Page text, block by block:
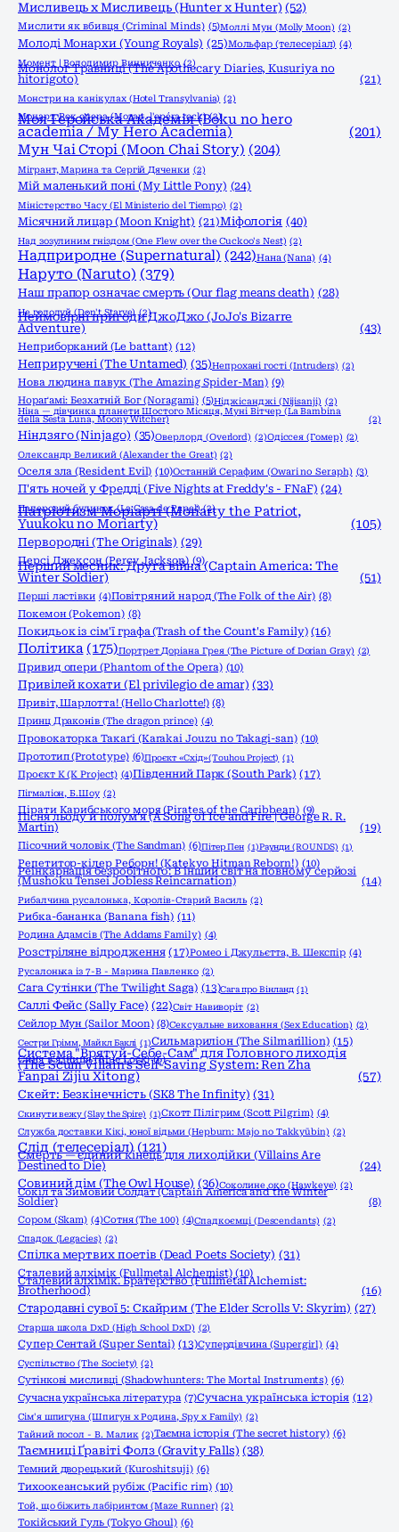
Мисливець х Мисливець (Hunter x Hunter) (52)
Мислити як вбивця (Criminal Minds) (5)Моллі Мун (Molly Moon) (2)
Молоді Монархи (Young Royals) (25)Мольфар (телесеріал) (4)
Момент | Володимир Винниченко (2)
Монолог Травниці (The Apothecary Diaries, Kusuriya no
hitorigoto)
(21)
Монстри на канікулах (Hotel Transylvania) (2)
Моцарт. Рок опера (Mozart, l'opéra rock) (2)
Моя Геройська Академія (Boku no hero
academia / My Hero Academia)
(201)
Мун Чаі Сторі (Moon Chai Story) (204)
Мігрант, Марина та Сергій Дяченки (2)
Мій маленький поні (My Little Pony) (24)
Міністерство Часу (El Ministerio del Tiempo) (2)
Місячний лицар (Moon Knight) (21)Міфологія (40)
Над зозулиним гніздом (One Flew over the Cuckoo's Nest) (2)
Надприродне (Supernatural) (242)Нана (Nana) (4)
Наруто (Naruto) (379)
Наш прапор означає смерть (Our flag means death) (28)
Не голодуй (Don't Starve) (2)
Неймовірні пригоди ДжоДжо (JoJo's Bizarre
Adventure)
(43)
Неприборканий (Le battant) (12)
Неприручені (The Untamed) (35)Непрохані гості (Intruders) (2)
Нова людина павук (The Amazing Spider-Man) (9)
Нораґамі: Безхатній Бог (Noragami) (5)Ніджісанджі (Nijisanji) (2)
Ніна — дівчинка планети Шостого Місяця, Муні Вітчер (La Bambina
della Sesta Luna, Moony Witcher)
(2)
Ніндзяго (Ninjago) (35)Оверлорд (Overlord) (2)Одіссея (Гомер) (2)
Олександр Великий (Alexander the Great) (2)
Оселя зла (Resident Evil) (10)Останній Серафим (Owari no Seraph) (3)
П'ять ночей у Фредді (Five Nights at Freddy's - FNaF) (24)
Паперовий будинок (La Casa de Papel) (2)
Патріотизм Моріарті (Moriarty the Patriot,
Yuukoku no Moriarty)
(105)
Первородні (The Originals) (29)
Персі Джексон (Percy Jackson) (9)
Перший месник: Друга війна (Captain America: The
Winter Soldier)
(51)
Перші ластівки (4)Повітряний народ (The Folk of the Air) (8)
Покемон (Pokemon) (8)
Покидьок із сім'ї графа (Trash of the Count's Family) (16)
Політика (175)Портрет Доріана Грея (The Picture of Dorian Gray) (2)
Привид опери (Phantom of the Opera) (10)
Привілей кохати (El privilegio de amar) (33)
Привіт, Шарлотта! (Hello Charlotte!) (8)
Принц Драконів (The dragon prince) (4)
Провокаторка Такаґі (Karakai Jouzu no Takagi-san) (10)
Прототип (Prototype) (6)Проєкт «Схід» (Touhou Project) (1)
Проєкт К (K Project) (4)Південний Парк (South Park) (17)
Пігмаліон, Б.Шоу (2)
Пірати Карибського моря (Pirates of the Caribbean) (9)
Пісня льоду й полум'я (A Song of Ice and Fire | George R. R.
Martin)
(19)
Пісочний чоловік (The Sandman) (6)Пітер Пен (1)Раунди (ROUNDS) (1)
Репетитор-кілер Реборн! (Katekyo Hitman Reborn!) (10)
Реінкарнація безробітного: В інший світ на повному серйозі
(Mushoku Tensei Jobless Reincarnation) (14)
Рибалчина русалонька, Королів-Старий Василь (2)
Рибка-бананка (Banana fish) (11)
Родина Адамсів (The Addams Family) (4)
Розстріляне відродження (17)Ромео і Джульєтта, В. Шекспір (4)
Русалонька із 7-В - Марина Павленко (2)
Сага Сутінки (The Twilight Saga) (13)Сага про Вінланд (1)
Саллі Фейс (Sally Face) (22)Світ Навиворіт (2)
Сейлор Мун (Sailor Moon) (8)Сексуальне виховання (Sex Education) (2)
Сестри Грімм, Майкл Баклі (1)Сильмариліон (The Silmarillion) (15)
Синя в'язниця (Blue Lock) (6)
Система "Врятуй-Себе-Сам" для Головного лиходія
(The Scum Villain's Self-Saving System: Ren Zha
Fanpai Zijiu Xitong)
(57)
Скейт: Безкінечність (SK8 The Infinity) (31)
Скинути вежу (Slay the Spire) (1)Скотт Пілігрим (Scott Pilgrim) (4)
Служба доставки Кікі, юної відьми (Hepburn: Majo no Takkyūbin) (2)
Слід (телесеріал) (121)
Смерть — єдиний кінець для лиходійки (Villains Are
Destined to Die)
(24)
Совиний дім (The Owl House) (36)Соколине око (Hawkeye) (2)
Сокіл та Зимовий Солдат (Captain America and the Winter
Soldier)
(8)
Сором (Skam) (4)Сотня (The 100) (4)Спадкоємці (Descendants) (2)
Спадок (Legacies) (2)
Спілка мертвих поетів (Dead Poets Society) (31)
Сталевий алхімік (Fullmetal Alchemist) (10)
Сталевий алхімік. Братерство (Fullmetal Alchemist:
Brotherhood) (16)
Стародавні сувої 5: Скайрим (The Elder Scrolls V: Skyrim) (27)
Старша школа DxD (High School DxD) (2)
Супер Сентай (Super Sentai) (13)Супердівчина (Supergirl) (4)
Суспільство (The Society) (2)
Сутінкові мисливці (Shadowhunters: The Mortal Instruments) (6)
Сучасна українська література (7)Сучасна українська історія (12)
Сім'я шпигуна (Шпигун x Родина, Spy x Family) (2)
Тайний посол - В. Малик (2)Таємна історія (The secret history) (6)
Таємниці Ґравіті Фолз (Gravity Falls) (38)
Темний дворецький (Kuroshitsuji) (6)
Тихоокеанський рубіж (Pacific rim) (10)
Той, що біжить лабіринтом (Maze Runner) (2)
Токійський Гуль (Tokyo Ghoul) (6)